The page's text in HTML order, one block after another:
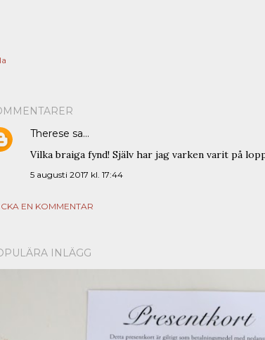
Therese sa…
Vilka braiga fynd! Själv har jag varken varit på
5 augusti 2017 kl. 17:44
EN KOMMENTAR
INLÄGG